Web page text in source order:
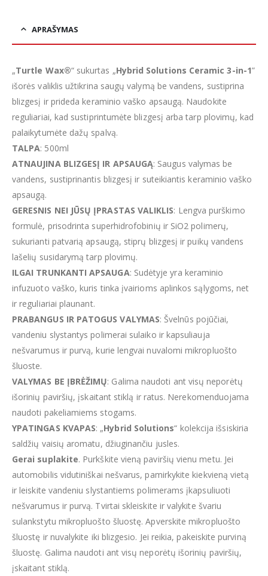
APRAŠYMAS
„Turtle Wax®“ sukurtas „Hybrid Solutions Ceramic 3-in-1”
išorės valiklis užtikrina saugų valymą be vandens, sustiprina
blizgesį ir prideda keraminio vaško apsaugą. Naudokite
reguliariai, kad sustiprintumėte blizgesį arba tarp plovimų, kad
palaikytumėte dažų spalvą.
TALPA: 500ml
ATNAUJINA BLIZGESĮ IR APSAUGĄ: Saugus valymas be
vandens, sustiprinantis blizgesį ir suteikiantis keraminio vaško
apsaugą.
GERESNIS NEI JŪSŲ ĮPRASTAS VALIKLIS: Lengva purškimo
formulė, prisodrinta superhidrofobinių ir SiO2 polimerų,
sukurianti patvarią apsaugą, stiprų blizgesį ir puikų vandens
lašelių susidarymą tarp plovimų.
ILGAI TRUNKANTI APSAUGA: Sudėtyje yra keraminio
infuzuoto vaško, kuris tinka įvairioms aplinkos sąlygoms, net
ir reguliariai plaunant.
PRABANGUS IR PATOGUS VALYMAS: Švelnūs pojūčiai,
vandeniu slystantys polimerai sulaiko ir kapsuliauja
nešvarumus ir purvą, kurie lengvai nuvalomi mikropluošto
šluoste.
VALYMAS BE ĮBRĖŽIMŲ: Galima naudoti ant visų neporėtų
išorinių paviršių, įskaitant stiklą ir ratus. Nerekomenduojama
naudoti pakeliamiems stogams.
YPATINGAS KVAPAS: „Hybrid Solutions“ kolekcija išsiskiria
saldžių vaisių aromatu, džiuginančiu jusles.
Gerai suplakite. Purkškite vieną paviršių vienu metu. Jei
automobilis vidutiniškai nešvarus, pamirkykite kiekvieną vietą
ir leiskite vandeniu slystantiems polimerams įkapsuliuoti
nešvarumus ir purvą. Tvirtai skleiskite ir valykite švariu
sulankstytu mikropluošto šluostę. Apverskite mikropluošto
šluostę ir nuvalykite iki blizgesio. Jei reikia, pakeiskite purviną
šluostę. Galima naudoti ant visų neporėtų išorinių paviršių,
įskaitant stiklą.